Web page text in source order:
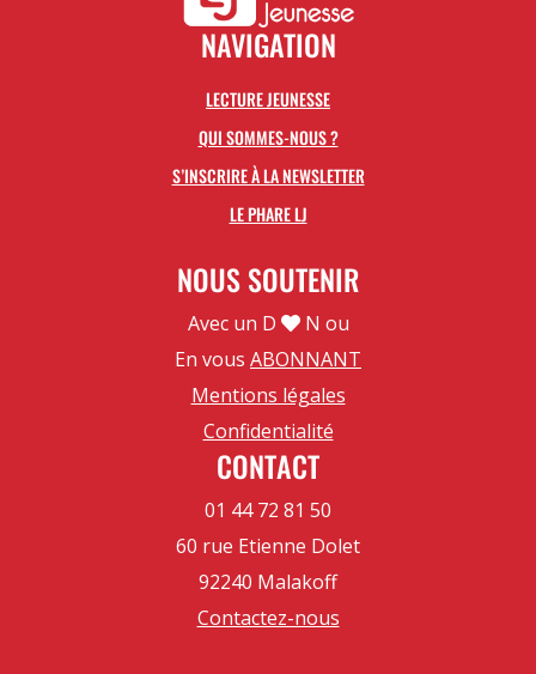
NAVIGATION
LECTURE JEUNESSE
QUI SOMMES-NOUS ?
S’INSCRIRE À LA NEWSLETTER
LE PHARE LJ
NOUS SOUTENIR
Avec un D
N ou
En vous ABONNANT
Mentions légales
Confidentialité
CONTACT
01 44 72 81 50
60 rue Etienne Dolet
92240 Malakoff
Contactez-nous